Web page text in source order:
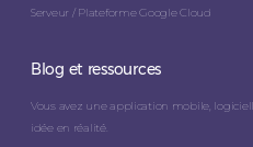
Serveur / Plateforme Google Cloud
Blog et ressources
Vous avez une application mobile,
idée en réalité.